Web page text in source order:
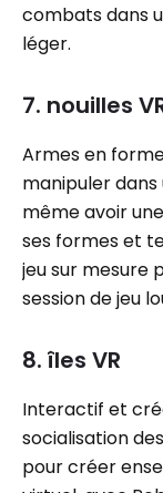
combats dans
léger.
7. nouilles
Armes en
manipuler dans
même avoir
ses formes et
jeu sur mesure
session de jeu
8. îles VR
Interactif et
socialisation
pour créer